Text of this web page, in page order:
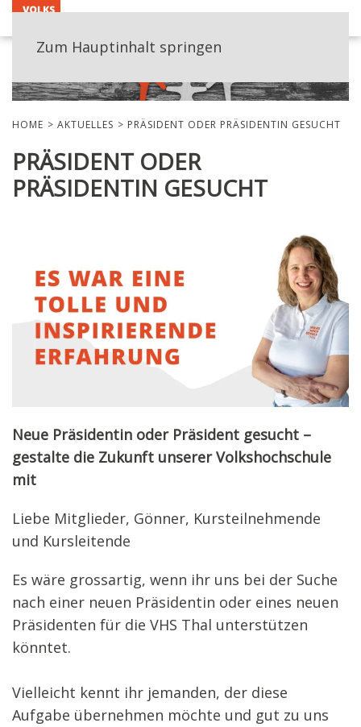
Zum Hauptinhalt springen
HOME AKTUELLES PRÄSIDENT ODER PRÄSIDENTIN GESUCHT
PRÄSIDENT ODER
PRÄSIDENTIN GESUCHT
Neue Präsidentin oder Präsident gesucht –
gestalte die Zukunft unserer Volkshochschule
mit
Liebe Mitglieder, Gönner, Kursteilnehmende
und Kursleitende
Es wäre grossartig, wenn ihr uns bei der Suche
nach einer neuen Präsidentin oder eines neuen
Präsidenten für die VHS Thal unterstützen
könntet.
Vielleicht kennt ihr jemanden, der diese
Aufgabe übernehmen möchte und gut zu uns